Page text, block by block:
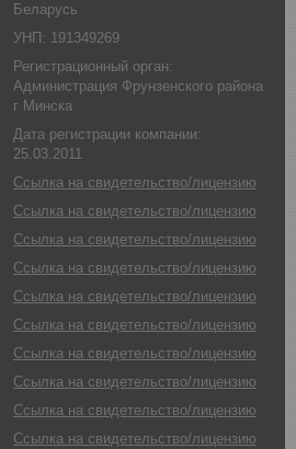
Беларусь
УНП: 191349269
Регистрационный орган:
Администрация Фрунзенского района
г Минска
Дата регистрации компании:
25.03.2011
Ссылка на свидетельство/лицензию
Ссылка на свидетельство/лицензию
Ссылка на свидетельство/лицензию
Ссылка на свидетельство/лицензию
Ссылка на свидетельство/лицензию
Ссылка на свидетельство/лицензию
Ссылка на свидетельство/лицензию
Ссылка на свидетельство/лицензию
Ссылка на свидетельство/лицензию
Ссылка на свидетельство/лицензию